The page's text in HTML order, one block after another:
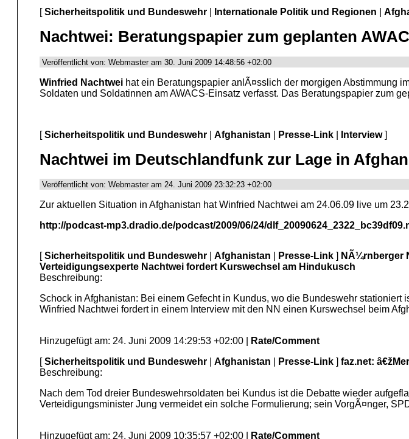
[Sicherheitspolitik und Bundeswehr Internationale Politik und Regionen
Nachtwei: Beratungspapier zum geplanten
Veröffentlicht von: Webmaster am 30. Juni 2009 14:48:56 +02:00
Winfried Nachtwei hat ein Beratungspapier anlÃ¤sslich der morgigen Abstimmung
Soldaten und Soldatinnen am AWACS-Einsatz verfasst. Das Beratungspapier zum
[Sicherheitspolitik und Bundeswehr Afghanistan Presse-Link Interview]
Nachtwei im Deutschlandfunk zur Lage in
Veröffentlicht von: Webmaster am 24. Juni 2009 23:32:23 +02:00
Zur aktuellen Situation in Afghanistan hat Winfried Nachtwei am 24.06.09 live um
http://podcast-mp3.dradio.de/podcast/2009/06/24/
[Sicherheitspolitik und Bundeswehr Afghanistan Presse-Link ] NÃ¼rnberger
Verteidigungsexperte Nachtwei fordert Kurswechsel am Hindukusch
Beschreibung:
Schock in Afghanistan: Bei einem Gefecht in Kundus, wo die Bundeswehr
Winfried Nachtwei fordert in einem Interview mit den NN einen Kurswechsel beim
Hinzugefügt am: 24. Juni 2009 14:29:53 +02:00 |
Rate/Comment
[Sicherheitspolitik und Bundeswehr Afghanistan Presse-Link ] faz.net:
Beschreibung:
Nach dem Tod dreier Bundeswehrsoldaten bei Kundus ist die Debatte wieder
Verteidigungsminister Jung vermeidet ein solche Formulierung; sein VorgÃ¤nger,
Hinzugefügt am: 24. Juni 2009 10:35:57 +02:00 | Rate/Comment